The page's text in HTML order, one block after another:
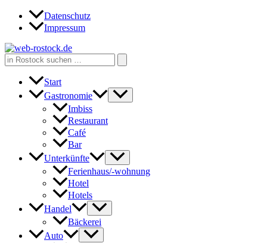
Zum
Inhalt
Datenschutz
Impressum
Search
for:
Start
Gastronomie
Imbiss
Restaurant
Café
Bar
Unterkünfte
Ferienhaus/-wohnung
Hotel
Hotels
Handel
Bäckerei
Auto